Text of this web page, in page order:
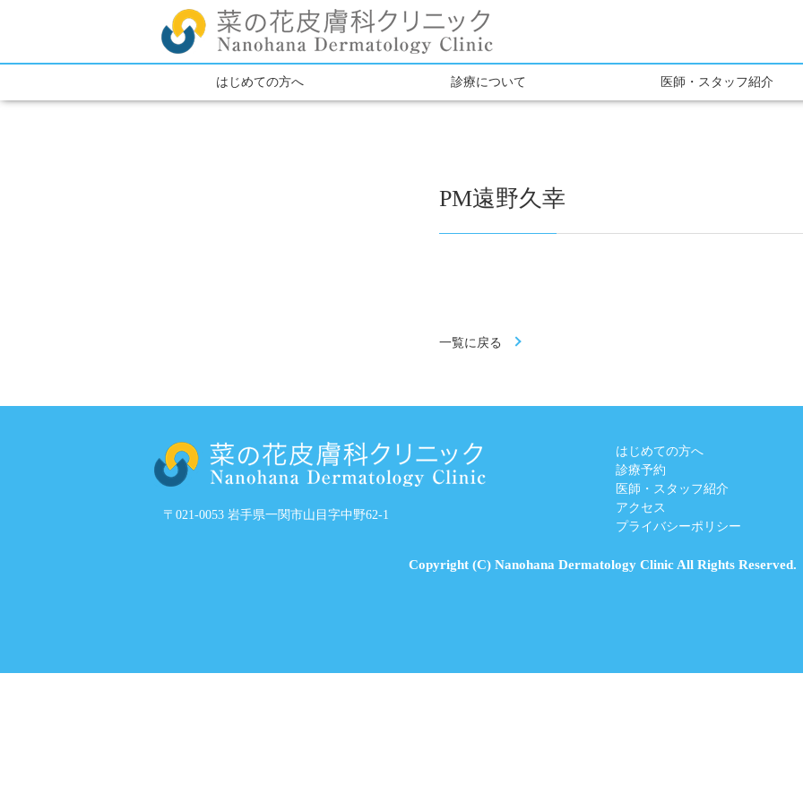
はじめての方へ 診療について 医師・スタッフ紹介
PM遠野久幸
一覧に戻る
〒021-0053 岩手県一関市山目字中野62-1
はじめての方へ
診療予約
医師・スタッフ紹介
アクセス
プライバシーポリシー
Copyright (C) Nanohana Dermatology Clinic All Rights Reserved.